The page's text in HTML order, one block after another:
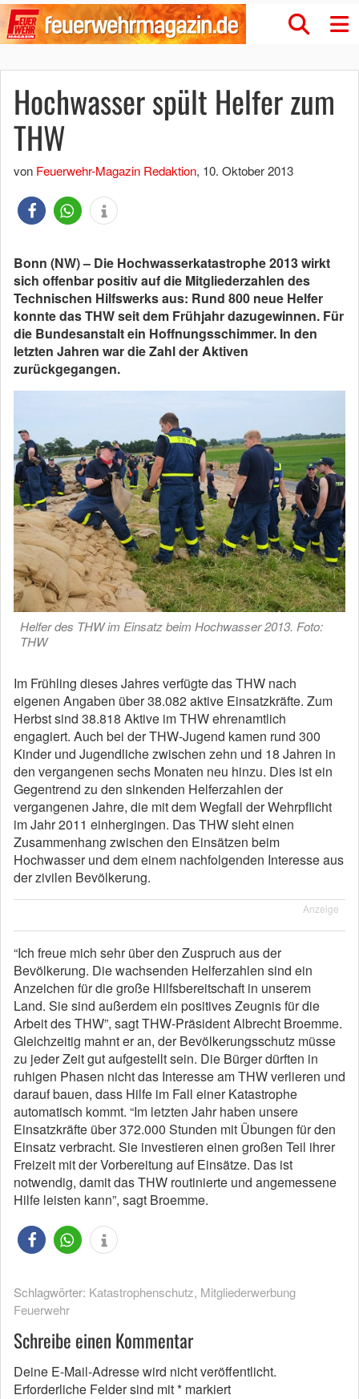
Hochwasser spült Helfer zum
THW
von Feuerwehr-Magazin Redaktion, 10. Oktober 2013
Bonn (NW) – Die Hochwasserkatastrophe 2013 wirkt
sich offenbar positiv auf die Mitgliederzahlen des
Technischen Hilfswerks aus: Rund 800 neue Helfer
konnte das THW seit dem Frühjahr dazugewinnen. Für
die Bundesanstalt ein Hoffnungsschimmer. In den
letzten Jahren war die Zahl der Aktiven
zurückgegangen.
Helfer des THW im Einsatz beim Hochwasser 2013. Foto:
THW
Im Frühling dieses Jahres verfügte das THW nach
eigenen Angaben über 38.082 aktive Einsatzkräfte. Zum
Herbst sind 38.818 Aktive im THW ehrenamtlich
engagiert. Auch bei der THW-Jugend kamen rund 300
Kinder und Jugendliche zwischen zehn und 18 Jahren in
den vergangenen sechs Monaten neu hinzu. Dies ist ein
Gegentrend zu den sinkenden Helferzahlen der
vergangenen Jahre, die mit dem Wegfall der Wehrpflicht
im Jahr 2011 einhergingen. Das THW sieht einen
Zusammenhang zwischen den Einsätzen beim
Hochwasser und dem einem nachfolgenden Interesse aus
der zivilen Bevölkerung.
Anzeige
“Ich freue mich sehr über den Zuspruch aus der
Bevölkerung. Die wachsenden Helferzahlen sind ein
Anzeichen für die große Hilfsbereitschaft in unserem
Land. Sie sind außerdem ein positives Zeugnis für die
Arbeit des THW”, sagt THW-Präsident Albrecht Broemme.
Gleichzeitig mahnt er an, der Bevölkerungsschutz müsse
zu jeder Zeit gut aufgestellt sein. Die Bürger dürften in
ruhigen Phasen nicht das Interesse am THW verlieren und
darauf bauen, dass Hilfe im Fall einer Katastrophe
automatisch kommt. “Im letzten Jahr haben unsere
Einsatzkräfte über 372.000 Stunden mit Übungen für den
Einsatz verbracht. Sie investieren einen großen Teil ihrer
Freizeit mit der Vorbereitung auf Einsätze. Das ist
notwendig, damit das THW routinierte und angemessene
Hilfe leisten kann”, sagt Broemme.
Schlagwörter: Katastrophenschutz, Mitgliederwerbung
Feuerwehr
Schreibe einen Kommentar
Deine E-Mail-Adresse wird nicht veröffentlicht.
Erforderliche Felder sind mit* markiert